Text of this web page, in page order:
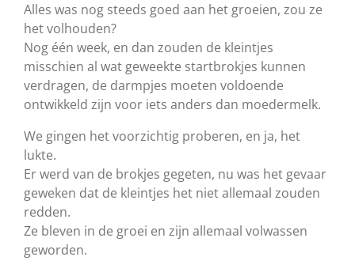
Alles was nog steeds goed aan het groeien, zou ze
het volhouden?
Nog één week, en dan zouden de kleintjes
misschien al wat geweekte startbrokjes kunnen
verdragen, de darmpjes moeten voldoende
ontwikkeld zijn voor iets anders dan moedermelk.
We gingen het voorzichtig proberen, en ja, het
lukte.
Er werd van de brokjes gegeten, nu was het gevaar
geweken dat de kleintjes het niet allemaal zouden
redden.
Ze bleven in de groei en zijn allemaal volwassen
geworden.